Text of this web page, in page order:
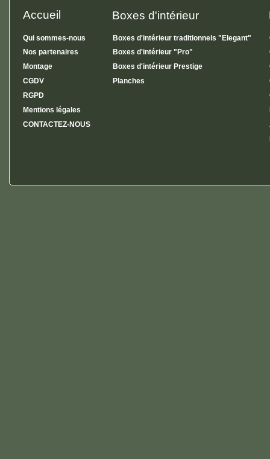
Accueil Boxes d'intérieur
Qui sommes-nous
Nos partenaires
Montage
CGDV
RGPD
Mentions légales
CONTACTEZ-NOUS
Boxes d'intérieur traditionnels "Elegant"
Boxes d'intérieur "Pro"
Boxes d'intérieur Prestige
Planches